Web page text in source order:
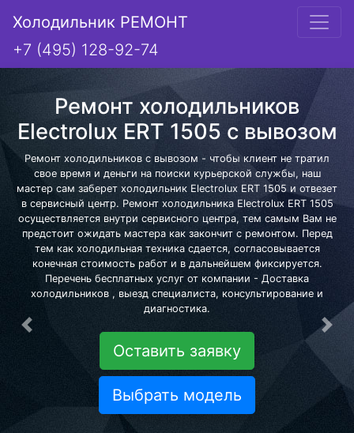
Холодильник РЕМОНТ
+7 (495) 128-92-74
Ремонт холодильников
Electrolux ERT 1505 с вывозом
Ремонт холодильников с вывозом - чтобы клиент не тратил
свое время и деньги на поиски курьерской службы, наш
мастер сам заберет холодильник Electrolux ERT 1505 и отвезет
в сервисный центр. Ремонт холодильника Electrolux ERT 1505
осуществляется внутри сервисного центра, тем самым Вам не
предстоит ожидать мастера как закончит с ремонтом. Перед
тем как холодильная техника сдается, согласовывается
конечная стоимость работ и в дальнейшем фиксируется.
Перечень бесплатных услуг от компании - Доставка
холодильников , выезд специалиста, консультирование и
диагностика.
Оставить заявку
Выбрать модель
Предыдущая